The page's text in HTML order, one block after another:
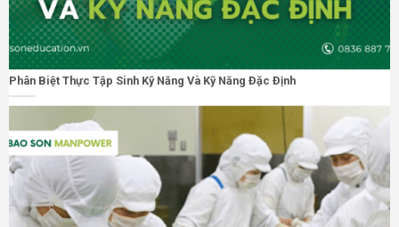
Phân Biệt Thực Tập Sinh Kỹ Năng Và Kỹ Năng Đặc Định